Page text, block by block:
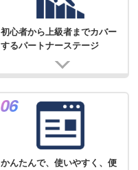
初心者から上級者までカバー
するパートナーステージ
かんたんで、使いやすく、便